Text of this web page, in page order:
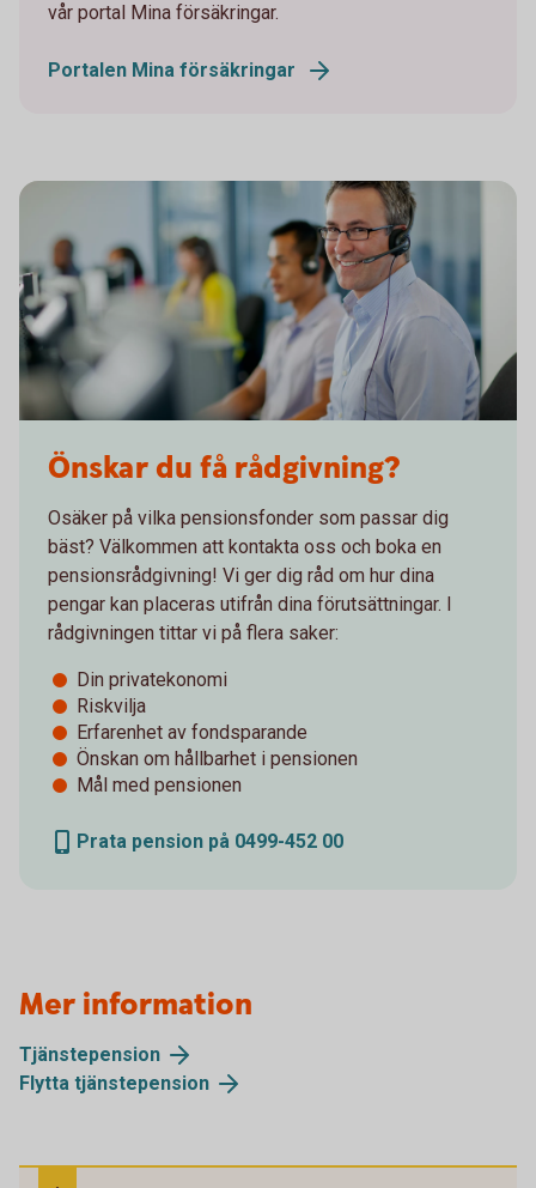
vår portal Mina försäkringar.
Portalen Mina försäkringar
Önskar du få rådgivning?
Osäker på vilka pensionsfonder som passar dig
bäst? Välkommen att kontakta oss och boka en
pensionsrådgivning! Vi ger dig råd om hur dina
pengar kan placeras utifrån dina förutsättningar. I
rådgivningen tittar vi på flera saker:
Din privatekonomi
Riskvilja
Erfarenhet av fondsparande
Önskan om hållbarhet i pensionen
Mål med pensionen
Prata pension på 0499-452 00
Mer information
Tjänstepension
Flytta tjänstepension